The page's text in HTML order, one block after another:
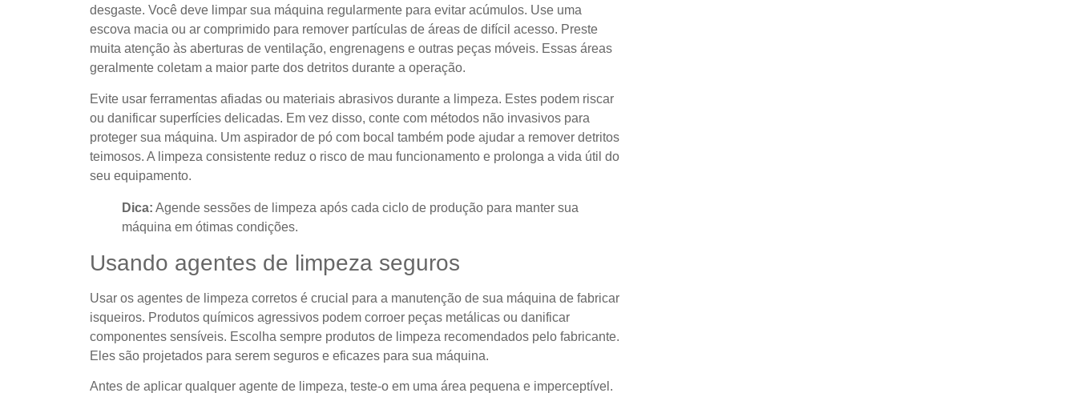
desgaste. Você deve limpar sua máquina regularmente para evitar acúmulos. Use uma
escova macia ou ar comprimido para remover partículas de áreas de difícil acesso. Preste
muita atenção às aberturas de ventilação, engrenagens e outras peças móveis. Essas áreas
geralmente coletam a maior parte dos detritos durante a operação.
Evite usar ferramentas afiadas ou materiais abrasivos durante a limpeza. Estes podem riscar
ou danificar superfícies delicadas. Em vez disso, conte com métodos não invasivos para
proteger sua máquina. Um aspirador de pó com bocal também pode ajudar a remover detritos
teimosos. A limpeza consistente reduz o risco de mau funcionamento e prolonga a vida útil do
seu equipamento.
Dica: Agende sessões de limpeza após cada ciclo de produção para manter sua
máquina em ótimas condições.
Usando agentes de limpeza seguros
Usar os agentes de limpeza corretos é crucial para a manutenção de sua máquina de fabricar
isqueiros. Produtos químicos agressivos podem corroer peças metálicas ou danificar
componentes sensíveis. Escolha sempre produtos de limpeza recomendados pelo fabricante.
Eles são projetados para serem seguros e eficazes para sua máquina.
Antes de aplicar qualquer agente de limpeza, teste-o em uma área pequena e imperceptível.